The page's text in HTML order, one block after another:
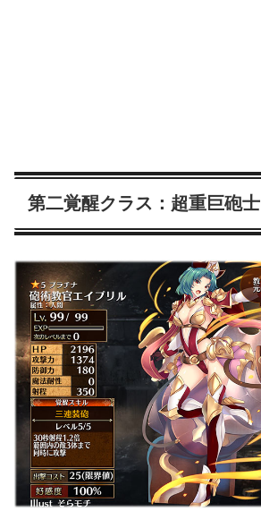
第二覚醒クラス：超重巨砲士